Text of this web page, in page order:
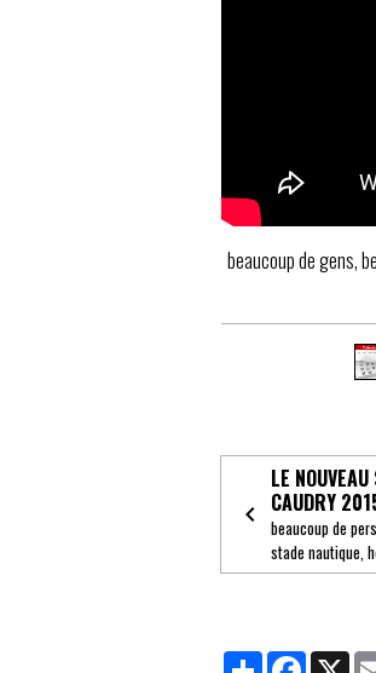
beaucoup de gens,
LE
CAUDRY
beaucoup de
stade nautique,
PartagerFacebook
X